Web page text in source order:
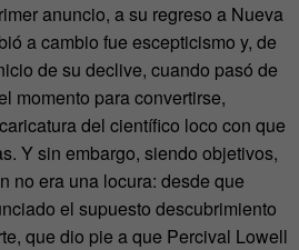
anuncio, a su regreso a Nueva
a cambio fue escepticismo y, de
de su declive, cuando pasó de
momento para convertirse,
del científico loco con que
Y sin embargo, siendo objetivos,
no era una locura: desde que
el supuesto descubrimiento
que dio pie a que Percival Lowell